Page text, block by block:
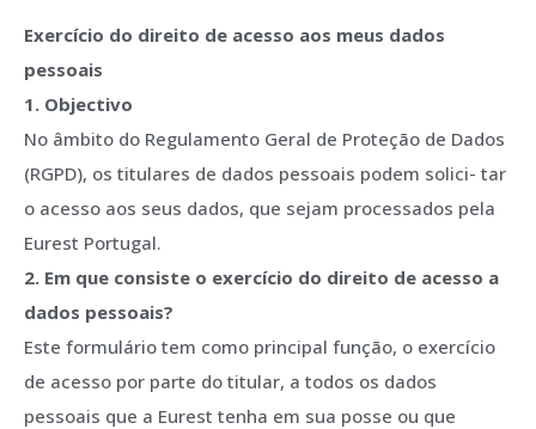
Exercício do direito de acesso aos meus dados
pessoais
1. Objectivo
No âmbito do Regulamento Geral de Proteção de Dados
(RGPD), os titulares de dados pessoais podem solici- tar
o acesso aos seus dados, que sejam processados pela
Eurest Portugal.
2. Em que consiste o exercício do direito de acesso a
dados pessoais?
Este formulário tem como principal função, o exercício
de acesso por parte do titular, a todos os dados
pessoais que a Eurest tenha em sua posse ou que